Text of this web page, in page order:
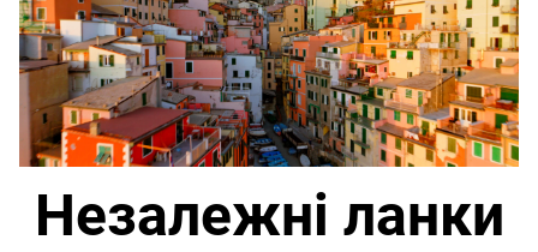
Незалежні ланки